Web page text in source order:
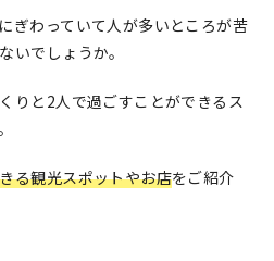
ぎわっていて人が多いところが苦
いでしょうか。
りと2人で過ごすことができるス
る観光スポットやお店をご紹介